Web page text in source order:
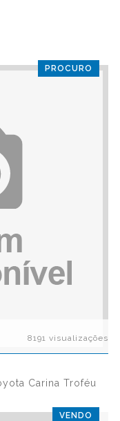
PROCURO
8191 visualizações
Carina Troféu
VENDO